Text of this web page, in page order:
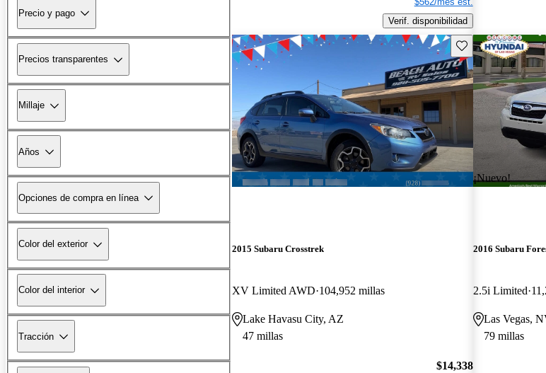
Precio y pago
Precios transparentes
Millaje
Años
Opciones de compra en línea
Color del exterior
Color del interior
Tracción
Verif. disponibilidad
Guarda este Aviso
2015 Subaru Crosstrek
XV Limited AWD 104,952 millas
Lake Havasu City, AZ
47 millas
$14,338
¡Nuevo!
2016 Subaru
2.5i Limited
Las Vegas,
79 millas